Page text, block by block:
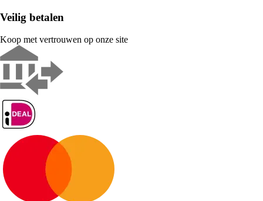
Veilig betalen
Koop met vertrouwen op onze site